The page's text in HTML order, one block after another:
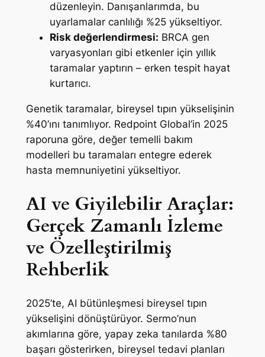
düzenleyin. Danışanlarımda, bu
uyarlamalar canlılığı %25 yükseltiyor.
Risk değerlendirmesi: BRCA gen
varyasyonları gibi etkenler için yıllık
taramalar yaptırın – erken tespit hayat
kurtarıcı.
Genetik taramalar, bireysel tıpın yükselişinin
%40’ını tanımlıyor. Redpoint Global’in 2025
raporuna göre, değer temelli bakım
modelleri bu taramaları entegre ederek
hasta memnuniyetini yükseltiyor.
AI ve Giyilebilir Araçlar:
Gerçek Zamanlı İzleme
ve Özelleştirilmiş
Rehberlik
2025’te, AI bütünleşmesi bireysel tıpın
yükselişini dönüştürüyor. Sermo’nun
akımlarına göre, yapay zeka tanılarda %80
başarı gösterirken, bireysel tedavi planları